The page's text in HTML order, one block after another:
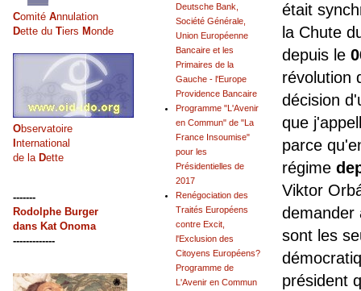
était
la Chute
depuis le
révolution
décision
que
parce
régime
Viktor
demander
sont les
président
Deutsche Bank,
Société Générale,
Union Européenne
Bancaire et les
Primaires de la
Gauche - l'Europe
Providence Bancaire
Programme "L'Avenir
en Commun" de "La
France Insoumise"
pour les
Présidentielles de
2017
Renégociation des
Traités Européens
contre Excit,
l'Exclusion des
Citoyens Européens?
Programme de
L'Avenir en Commun
Comité Annulation
Dette du Tiers Monde
Observatoire
International
de la Dette
-------
Rodolphe Burger
dans Kat Onoma
-------------